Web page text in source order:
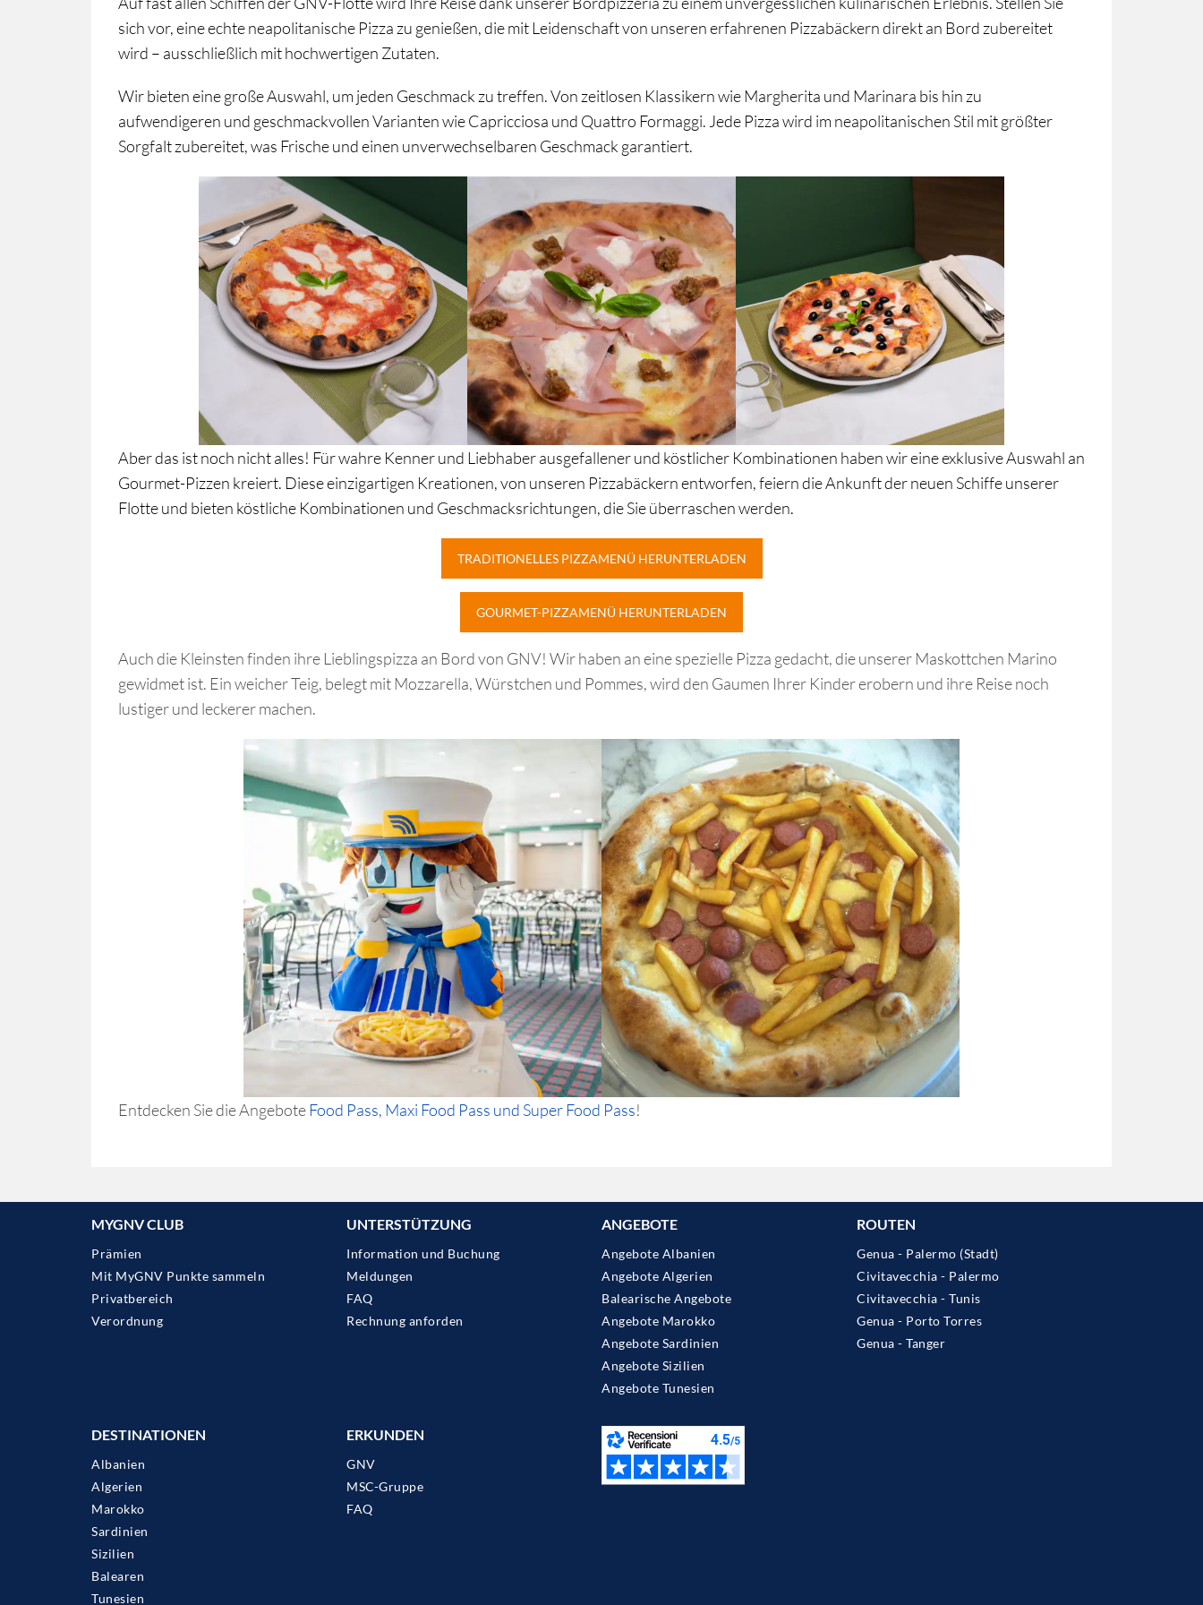
sich vor, eine echte neapolitanische Pizza zu genießen, die mit Leidenschaft von unseren erfahrenen Pizzabäckern direkt an Bord zubereitet
wird – ausschließlich mit hochwertigen Zutaten.
Wir bieten eine große Auswahl, um jeden Geschmack zu treffen. Von zeitlosen Klassikern wie Margherita und Marinara bis hin zu
aufwendigeren und geschmackvollen Varianten wie Capricciosa und Quattro Formaggi. Jede Pizza wird im neapolitanischen Stil mit größter
Sorgfalt zubereitet, was Frische und einen unverwechselbaren Geschmack garantiert.
Aber das ist noch nicht alles! Für wahre Kenner und Liebhaber ausgefallener und köstlicher Kombinationen haben wir eine exklusive Auswahl an
Gourmet-Pizzen kreiert. Diese einzigartigen Kreationen, von unseren Pizzabäckern entworfen, feiern die Ankunft der neuen Schiffe unserer
Flotte und bieten köstliche Kombinationen und Geschmacksrichtungen, die Sie überraschen werden.
TRADITIONELLES PIZZAMENÜ HERUNTERLADEN
GOURMET-PIZZAMENÜ HERUNTERLADEN
Auch die Kleinsten finden ihre Lieblingspizza an Bord von GNV! Wir haben an eine spezielle Pizza gedacht, die unserer Maskottchen Marino
gewidmet ist. Ein weicher Teig, belegt mit Mozzarella, Würstchen und Pommes, wird den Gaumen Ihrer Kinder erobern und ihre Reise noch
lustiger und leckerer machen.
Entdecken Sie die AngeboteFood Pass, Maxi Food Pass und Super Food Pass!
MYGNV CLUB
Prämien
Mit MyGNV Punkte sammeln
Privatbereich
Verordnung
UNTERSTÜTZUNG
Information und Buchung
Meldungen
FAQ
Rechnung anforden
ANGEBOTE
Angebote Albanien
Angebote Algerien
Balearische Angebote
Angebote Marokko
Angebote Sardinien
Angebote Sizilien
Angebote Tunesien
ROUTEN
Genua - Palermo (Stadt)
Civitavecchia - Palermo
Civitavecchia - Tunis
Genua - Porto Torres
Genua - Tanger
DESTINATIONEN
Albanien
Algerien
Marokko
Sardinien
Sizilien
Balearen
Tunesien
ERKUNDEN
GNV
MSC-Gruppe
FAQ
Mehr erfahren und anpassen